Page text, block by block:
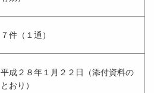
７件（１通）
平成２８年１月２２日（添付資料の
とおり）